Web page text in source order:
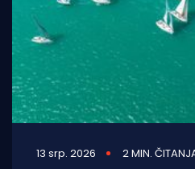
13 srp. 2026 2 MIN.